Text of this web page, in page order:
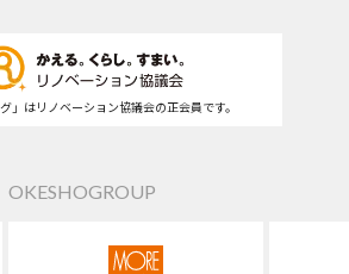
」はリノベーション協議会の正会員です。
OKESHOGROUP